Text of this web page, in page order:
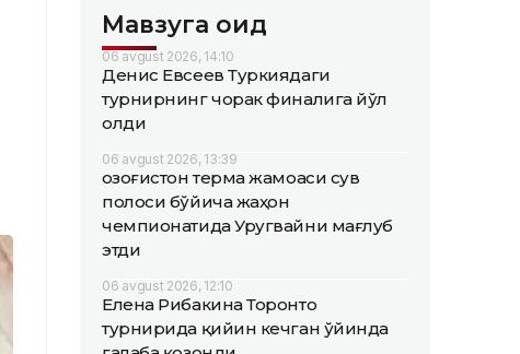
Мавзуга оид
06 avgust 2026, 14:10
Денис Евсеев Туркиядаги
турнирнинг чорак финалига йўл
олди
06 avgust 2026, 13:39
Қозоғистон терма жамоаси сув
полоси бўйича жаҳон
чемпионатида Уругвайни мағлуб
этди
06 avgust 2026, 12:10
Елена Рибакина Торонто
турнирида қийин кечган ўйинда